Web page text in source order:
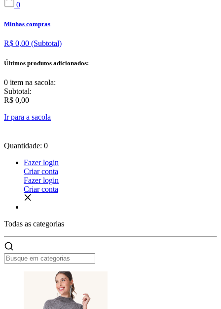
0
Minhas compras
R$ 0,00 (Subtotal)
Últimos produtos adicionados:
0 item na sacola:
Subtotal:
R$ 0,00
Ir para a sacola
Quantidade: 0
Fazer login
Criar conta
Fazer login
Criar conta
Todas as categorias